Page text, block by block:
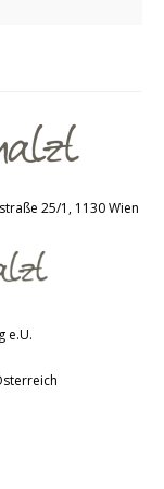
25/1, 1130 Wien
e.U.